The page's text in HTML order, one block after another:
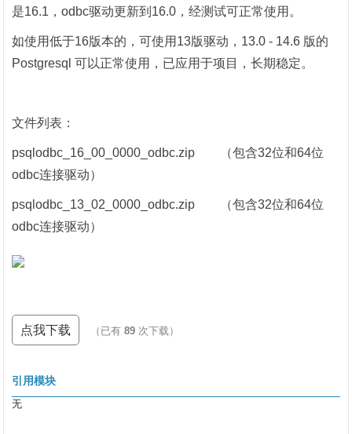
是16.1，odbc驱动更新到16.0，经测试可正常使用。
如使用低于16版本的，可使用13版驱动，13.0 - 14.6 版的
Postgresql 可以正常使用，已应用于项目，长期稳定。
文件列表：
psqlodbc_16_00_0000_odbc.zip （包含32位和64位
odbc连接驱动）
psqlodbc_13_02_0000_odbc.zip （包含32位和64位
odbc连接驱动）
点我下载 （已有89 次下载）
引用模块
无